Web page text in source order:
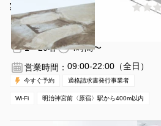
¥10780 〜 ¥16390
明治神宮前〈原宿〉駅 徒歩4
分
東京
1〜20名
4時間〜
営業時間： 09:00-22:00（全日）
今すぐ予約 適格請求書発行事業者
Wi-Fi 明治神宮前〈原宿〉駅から400m以内